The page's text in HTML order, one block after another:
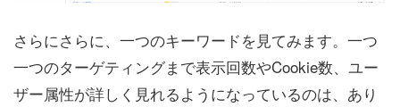
さらにさらに、一つのキーワードを見てみます。一つ
一つのターゲティングまで表示回数やCookie数、ユー
ザー属性が詳しく見れるようになっているのは、あり